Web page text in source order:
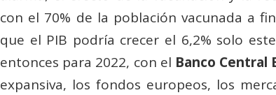
con el 70% de la población vacunada a
que el PIB podría crecer el 6,2% solo
entonces para 2022, con el Banco Central
expansiva, los fondos europeos, los